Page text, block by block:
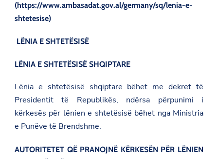
(https://www.ambasadat.gov.al/germany/sq/lenia-e-
shtetesise)
LËNIA E SHTETËSISË
LËNIA E SHTETËSISË SHQIPTARE
Lënia e shtetësisë shqiptare bëhet me dekret të
Presidentit të Republikës, ndërsa përpunimi i
kërkesës për lënien e shtetësisë bëhet nga Ministria
e Punëve të Brendshme.
AUTORITETET QË PRANOJNË KËRKESËN PËR LËNIEN